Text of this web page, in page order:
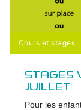
Cours et stages
STAGES
JUILLET
Pour les